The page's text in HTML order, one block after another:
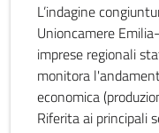
L’indagine
Unioncamere
imprese regionali
monitora
economica
Riferita ai principali